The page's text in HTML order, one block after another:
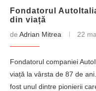
Fondatorul
din viață
de Adrian Mitrea 22
Fondatorul companiei
viață la vârsta de 87 de
fost unul dintre pionierii